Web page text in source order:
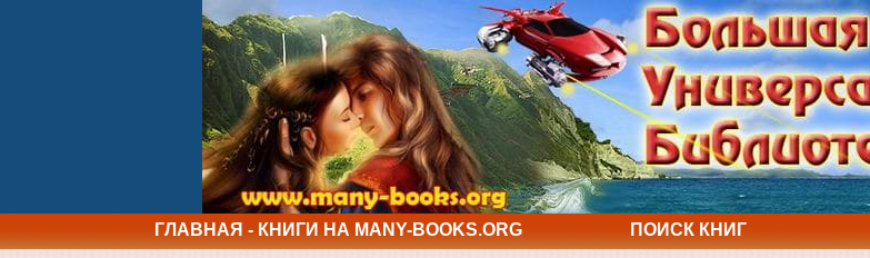
ГЛАВНАЯ - КНИГИ НА MANY-BOOKS.ORG ПОИСК КНИГ